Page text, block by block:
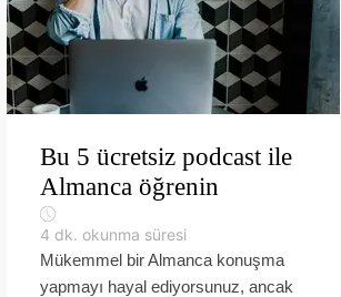
Bu 5 ücretsiz podcast ile
Almanca öğrenin
4 dk. okunma süresi
Mükemmel bir Almanca konuşma
yapmayı hayal ediyorsunuz, ancak